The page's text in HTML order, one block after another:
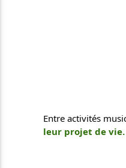
Entre activités
leur projet de vie.